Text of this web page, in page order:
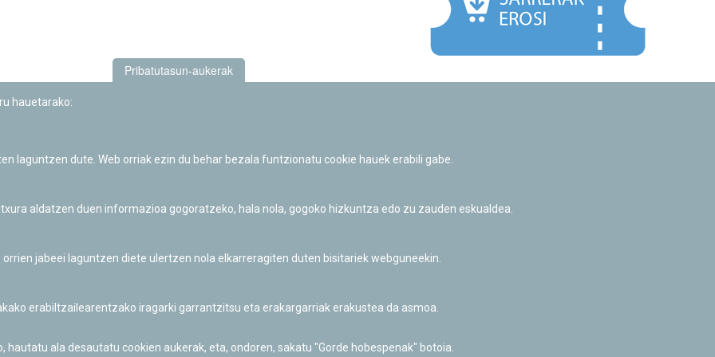
Informazio publikoa eskatzeko baimena
Pribatutasun-aukerak
hauetarako:
laguntzen dute. Web orriak ezin du behar bezala funtzionatu cookie hauek erabili gabe.
aldatzen duen informazioa gogoratzeko, hala nola, gogoko hizkuntza edo zu zauden eskualdea.
jabeei laguntzen diete ulertzen nola elkarreragiten duten bisitariek webguneekin.
erabiltzailearentzako iragarki garrantzitsu eta erakargarriak erakustea da asmoa.
ala desautatu cookien aukerak, eta, ondoren, sakatu "Gorde hobespenak" botoia.